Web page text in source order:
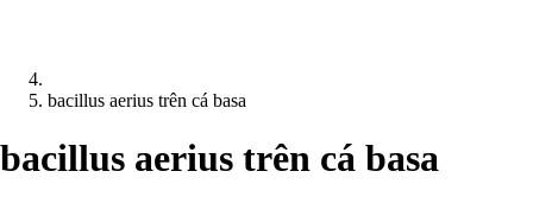
bacillus aerius trên cá basa
bacillus aerius trên cá basa